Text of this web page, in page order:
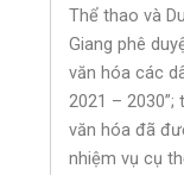
Thể thao và
Giang phê
văn hóa các
2021 –
văn hóa đã
nhiệm vụ cụ